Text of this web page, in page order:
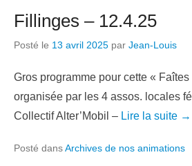
Fillinges – 12.4.25
Posté le 13 avril 2025 par Jean-Louis
Gros programme pour cette «
organisée par les 4 assos. locales
Collectif Alter’Mobil – Lire la suite →
Posté dansArchives de nos animations